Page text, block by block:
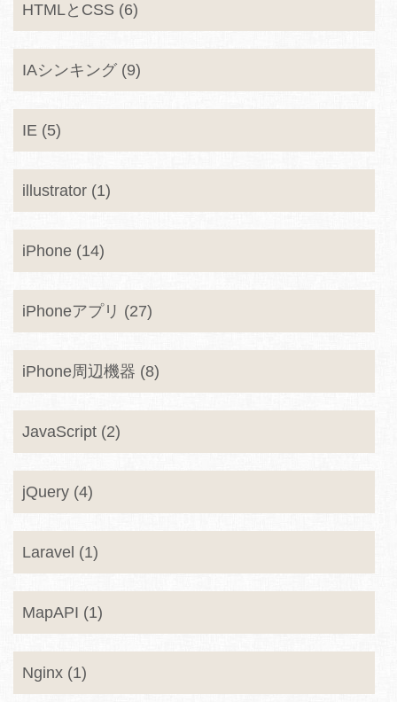
HTMLとCSS (6)
IAシンキング (9)
IE (5)
illustrator (1)
iPhone (14)
iPhoneアプリ (27)
iPhone周辺機器 (8)
JavaScript (2)
jQuery (4)
Laravel (1)
MapAPI (1)
Nginx (1)